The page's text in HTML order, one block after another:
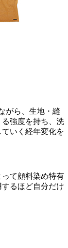
がら、生地・縫
強度を持ち、洗
いく経年変化を
て顔料染め特有
るほど自分だけ